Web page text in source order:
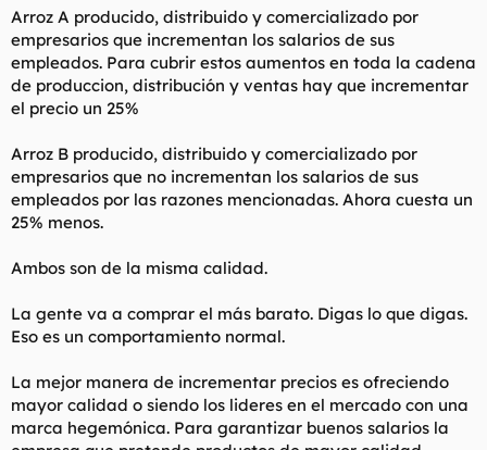
Arroz A producido, distribuido y comercializado por
empresarios que incrementan los salarios de sus
empleados. Para cubrir estos aumentos en toda la cadena
de produccion, distribución y ventas hay que incrementar
el precio un 25%
Arroz B producido, distribuido y comercializado por
empresarios que no incrementan los salarios de sus
empleados por las razones mencionadas. Ahora cuesta un
25% menos.
Ambos son de la misma calidad.
La gente va a comprar el más barato. Digas lo que digas.
Eso es un comportamiento normal.
La mejor manera de incrementar precios es ofreciendo
mayor calidad o siendo los lideres en el mercado con una
marca hegemónica. Para garantizar buenos salarios la